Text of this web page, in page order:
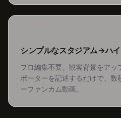
シンプルなスタジアム→ハ
プロ編集不要。観客背景をアッ
ポーターを記述するだけで、数
ーファンカム動画。